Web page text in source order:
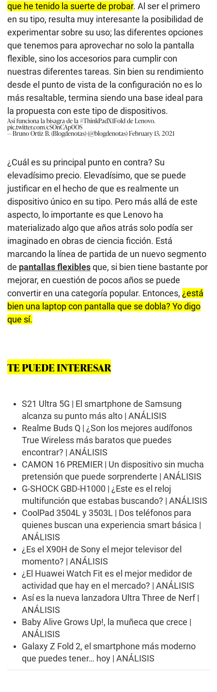
que he tenido la suerte de probar. Al ser el primero
en su tipo, resulta muy interesante la posibilidad de
experimentar sobre su uso; las diferentes opciones
que tenemos para aprovechar no solo la pantalla
flexible, sino los accesorios para cumplir con
nuestras diferentes tareas. Sin bien su rendimiento
desde el punto de vista de la configuración no es lo
más resaltable, termina siendo una base ideal para
la propuesta con este tipo de dispositivos.
Así funciona la bisagra de la#ThinkPadX1Foldde Lenovo.
pic.twitter.com/cSOnCAp0OS
— Bruno Ortiz B. (Blogdenotas) (@blogdenotas)February 13, 2021
¿Cuál es su principal punto en contra? Su
elevadísimo precio. Elevadísimo, que se puede
justificar en el hecho de que es realmente un
dispositivo único en su tipo. Pero más allá de este
aspecto, lo importante es que Lenovo ha
materializado algo que años atrás solo podía ser
imaginado en obras de ciencia ficción. Está
marcando la línea de partida de un nuevo segmento
de pantallas flexiblesque, si bien tiene bastante por
mejorar, en cuestión de pocos años se puede
convertir en una categoría popular. Entonces, ¿está
bien una laptop con pantalla que se dobla? Yo digo
que sí.
TE PUEDE INTERESAR
S21 Ultra 5G | El smartphone de Samsung
alcanza su punto más alto | ANÁLISIS
Realme Buds Q | ¿Son los mejores audífonos
True Wireless más baratos que puedes
encontrar? | ANÁLISIS
CAMON 16 PREMIER | Un dispositivo sin mucha
pretensión que puede sorprenderte | ANÁLISIS
G-SHOCK GBD-H1000 | ¿Este es el reloj
multifunción que estabas buscando? | ANÁLISIS
CoolPad 3504L y 3503L | Dos teléfonos para
quienes buscan una experiencia smart básica |
ANÁLISIS
¿Es el X90H de Sony el mejor televisor del
momento? | ANÁLISIS
¿El Huawei Watch Fit es el mejor medidor de
actividad que hay en el mercado? | ANÁLISIS
Así es la nueva lanzadora Ultra Three de Nerf |
ANÁLISIS
Baby Alive Grows Up!, la muñeca que crece |
ANÁLISIS
Galaxy Z Fold 2, el smartphone más moderno
que puedes tener… hoy | ANÁLISIS